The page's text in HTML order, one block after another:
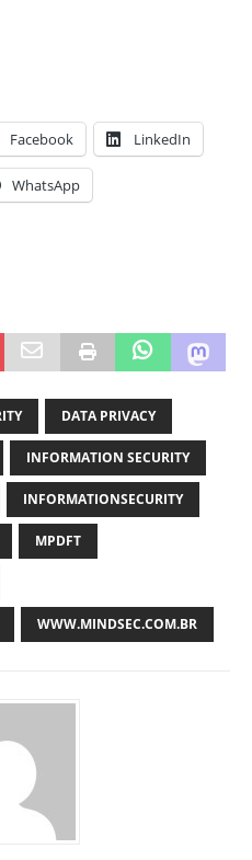
Facebook LinkedIn
WhatsApp
DATA PRIVACY
INFORMATION SECURITY
INFORMATIONSECURITY
MPDFT
WWW.MINDSEC.COM.BR